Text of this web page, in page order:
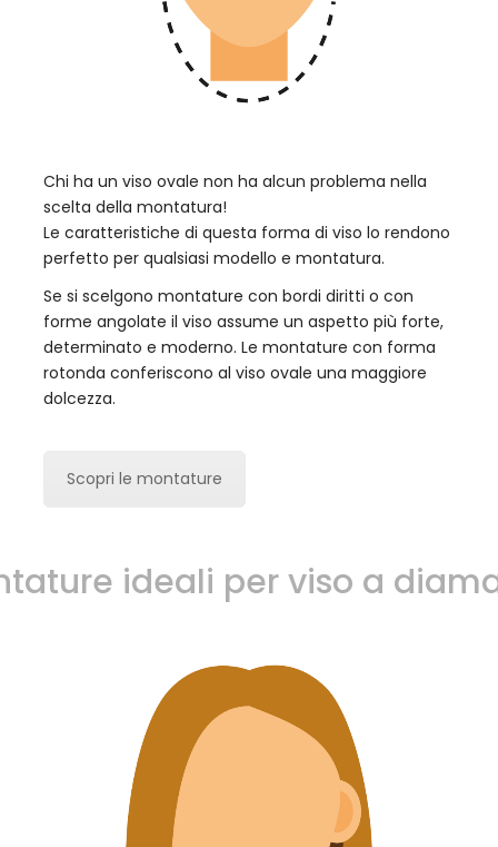
Chi ha un viso ovale non ha alcun problema nella
scelta della montatura!
Le caratteristiche di questa forma di viso lo rendono
perfetto per qualsiasi modello e montatura.
Se si scelgono montature con bordi diritti o con
forme angolate il viso assume un aspetto più forte,
determinato e moderno. Le montature con forma
rotonda conferiscono al viso ovale una maggiore
dolcezza.
Scopri le montature
ideali per viso a